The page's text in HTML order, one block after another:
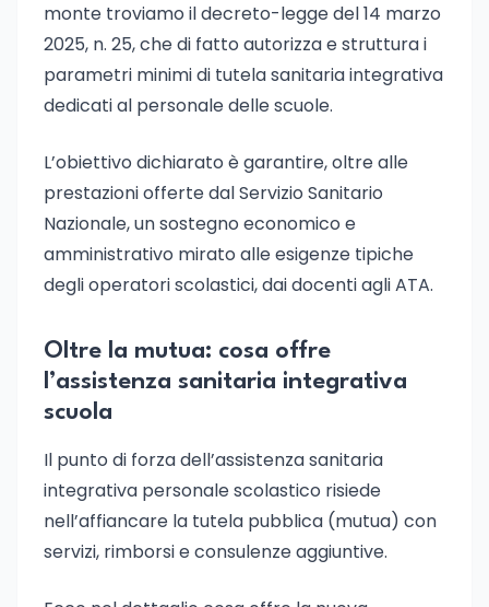
monte troviamo il decreto-legge del 14 marzo
2025, n. 25, che di fatto autorizza e struttura i
parametri minimi di tutela sanitaria integrativa
dedicati al personale delle scuole.
L’obiettivo dichiarato è garantire, oltre alle
prestazioni offerte dal Servizio Sanitario
Nazionale, un sostegno economico e
amministrativo mirato alle esigenze tipiche
degli operatori scolastici, dai docenti agli ATA.
Oltre la mutua: cosa offre
l’assistenza sanitaria integrativa
scuola
Il punto di forza dell’assistenza sanitaria
integrativa personale scolastico risiede
nell’affiancare la tutela pubblica (mutua) con
servizi, rimborsi e consulenze aggiuntive.